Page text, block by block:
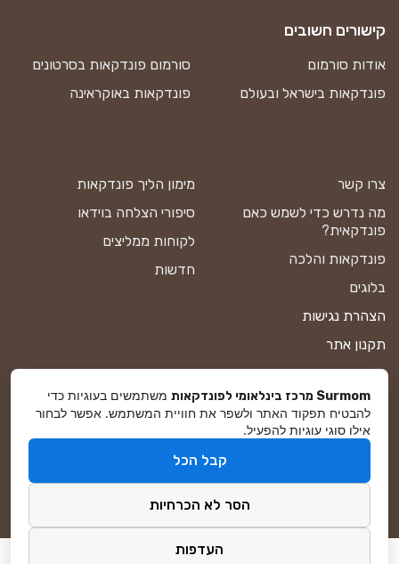
צרו קשר
מה נדרש כדי לשמש כאם
פונדקאית?
פונדקאות והלכה
בלוגים
הצהרת נגישות
תקנון אתר
מדיניות פרטיות
מפת אתר
מימון הליך פונדקאות
סיפורי הצלחה בוידאו
לקוחות ממליצים
חדשות
קישורים חשובים
אודות סורמום
סורמום פונדקאות בסרטונים
פונדקאות בישראל ובעולם
פונדקאות באוקראינה
© סורמום All Rights Reserved 2025
פיתוח ושיווק באינטרנט DreamZone
Surmom מרכז בינלאומי לפונדקאות
משתמשים בעוגיות כדי
להבטיח תפקוד האתר ולשפר את חוויית המשתמש. אפשר לבחור
אילו סוגי עוגיות להפעיל.
קבל הכל
הסר לא הכרחיות
העדפות